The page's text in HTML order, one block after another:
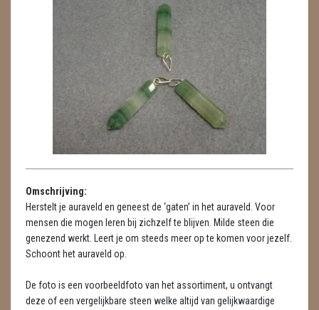
GEODE 'S / STANDAARDS
GESLEPEN STENEN
HANGERS
LUXE HANGERS
HARTEN
HUISREINIGING
KAARSEN
MASSAGE
Omschrijving:
Herstelt je auraveld en geneest de ‘gaten’ in het auraveld. Voor
mensen die mogen leren bij zichzelf te blijven. Milde steen die
genezend werkt. Leert je om steeds meer op te komen voor jezelf.
Schoont het auraveld op.
De foto is een voorbeeldfoto van het assortiment, u ontvangt
deze of een vergelijkbare steen welke altijd van gelijkwaardige